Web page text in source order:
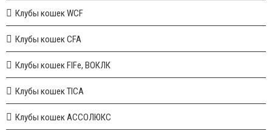
Клубы кошек WCF
Клубы кошек CFA
Клубы кошек FIFe, ВОКЛК
Клубы кошек TICA
Клубы кошек АССОЛЮКС